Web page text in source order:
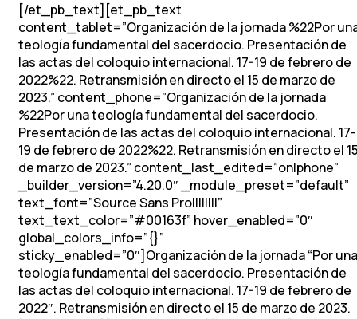
[/et_pb_text][et_pb_text
content_tablet=”Organización de la jornada %22Por
teología fundamental del sacerdocio. Presentación de
las actas del coloquio internacional. 17-19 de febrero de
2022%22. Retransmisión en directo el 15 de marzo de
2023.” content_phone=”Organización de la jornada
%22Por una teología fundamental del sacerdocio.
Presentación de las actas del coloquio internacional. 17-
19 de febrero de 2022%22. Retransmisión en directo el
de marzo de 2023.” content_last_edited=”on|phone”
_builder_version=”4.20.0″ _module_preset=”default”
text_font=”Source Sans Pro||||||||”
text_text_color=”#00163f” hover_enabled=”0″
global_colors_info=”{}”
sticky_enabled=”0″]Organización de la jornada “Por una
teología fundamental del sacerdocio. Presentación de
las actas del coloquio internacional. 17-19 de febrero de
2022″. Retransmisión en directo el 15 de marzo de 2023.